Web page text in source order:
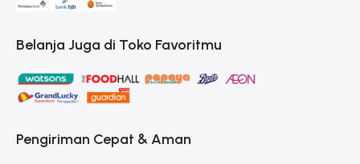
Belanja Juga di Toko Favoritmu
Pengiriman Cepat & Aman